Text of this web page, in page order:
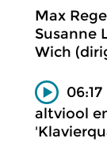
Max
Susanne
Wich
altviool